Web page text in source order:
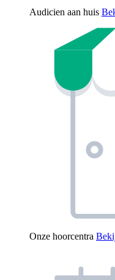
Audicien aan huis
Onze hoorcentra